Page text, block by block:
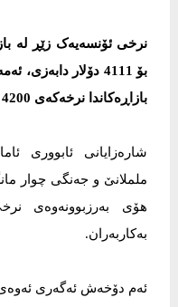
نرخی ئۆنسەیەک زێڕ لە
بۆ 4111 دۆلار
بازاڕەکاندا نرخەکەی 4200 دۆلار بوو.
شارەزایانی ئابووری
ململانێ و جەنگی چوار
هۆی بەرزبوونەوەی
بەکاربەران.
ئەم دۆخەش ئەگەری ئەوەی